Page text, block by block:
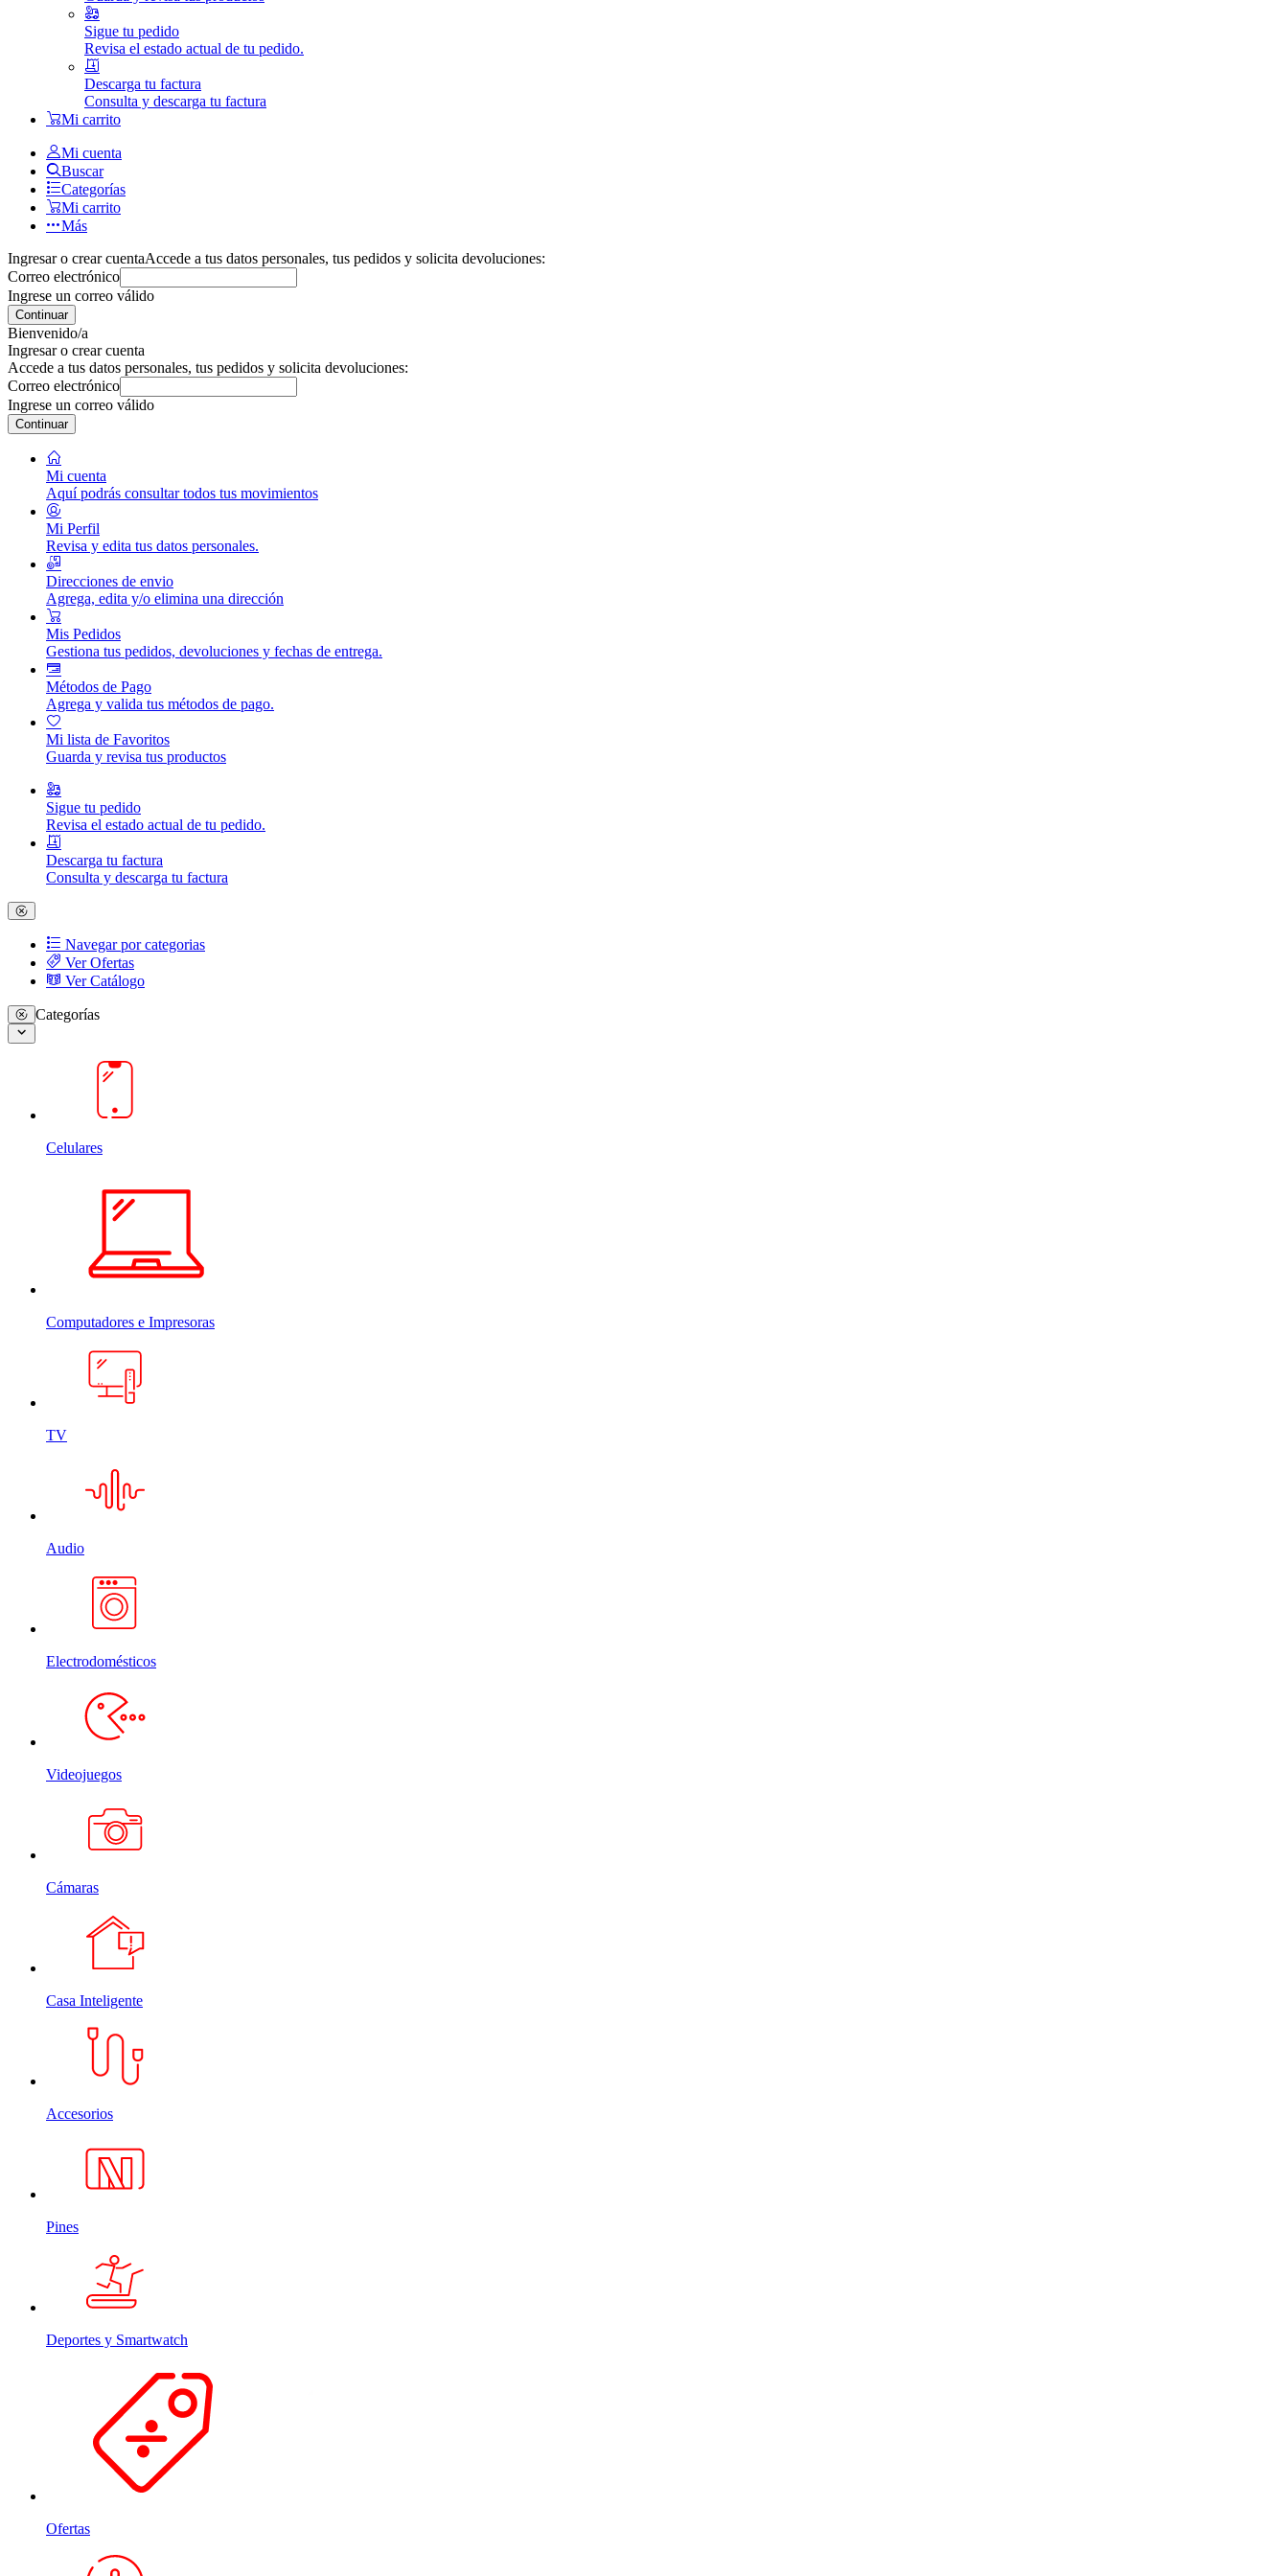
Sigue tu pedido
Revisa el estado actual de tu pedido.
Descarga tu factura
Consulta y descarga tu factura
Mi carrito
Mi cuenta
Buscar
Categorías
Mi carrito
Más
Ingresar o crear cuentaAccede a tus datos personales, tus pedidos y solicita devoluciones:
Correo electrónico
Ingrese un correo válido
Continuar
Bienvenido/a
Ingresar o crear cuenta
Accede a tus datos personales, tus pedidos y solicita devoluciones:
Correo electrónico
Ingrese un correo válido
Continuar
Mi cuenta
Aquí podrás consultar todos tus movimientos
Mi Perfil
Revisa y edita tus datos personales.
Direcciones de envio
Agrega, edita y/o elimina una dirección
Mis Pedidos
Gestiona tus pedidos, devoluciones y fechas de entrega.
Métodos de Pago
Agrega y valida tus métodos de pago.
Mi lista de Favoritos
Guarda y revisa tus productos
Sigue tu pedido
Revisa el estado actual de tu pedido.
Descarga tu factura
Consulta y descarga tu factura
Navegar por categorias
Ver Ofertas
Ver Catálogo
Categorías
Celulares
Computadores e Impresoras
TV
Audio
Electrodomésticos
Videojuegos
Cámaras
Casa Inteligente
Accesorios
Pines
Deportes y Smartwatch
Ofertas